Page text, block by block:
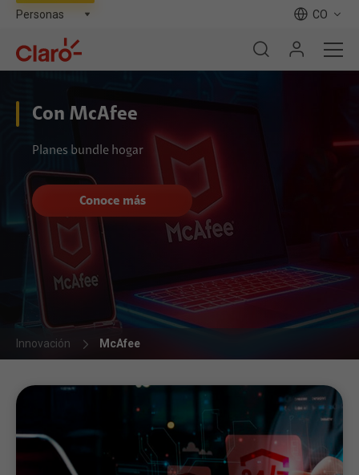
CO
Con McAfee
Planes bundle hogar
Conoce más
Innovación McAfee